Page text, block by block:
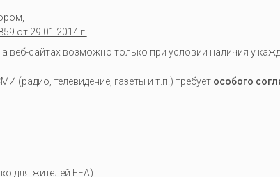
от 29.01.2014 г.
веб-сайтах возможно только при условии наличия у
телевидение, газеты и т.п.) требует особого
для жителей EEA).